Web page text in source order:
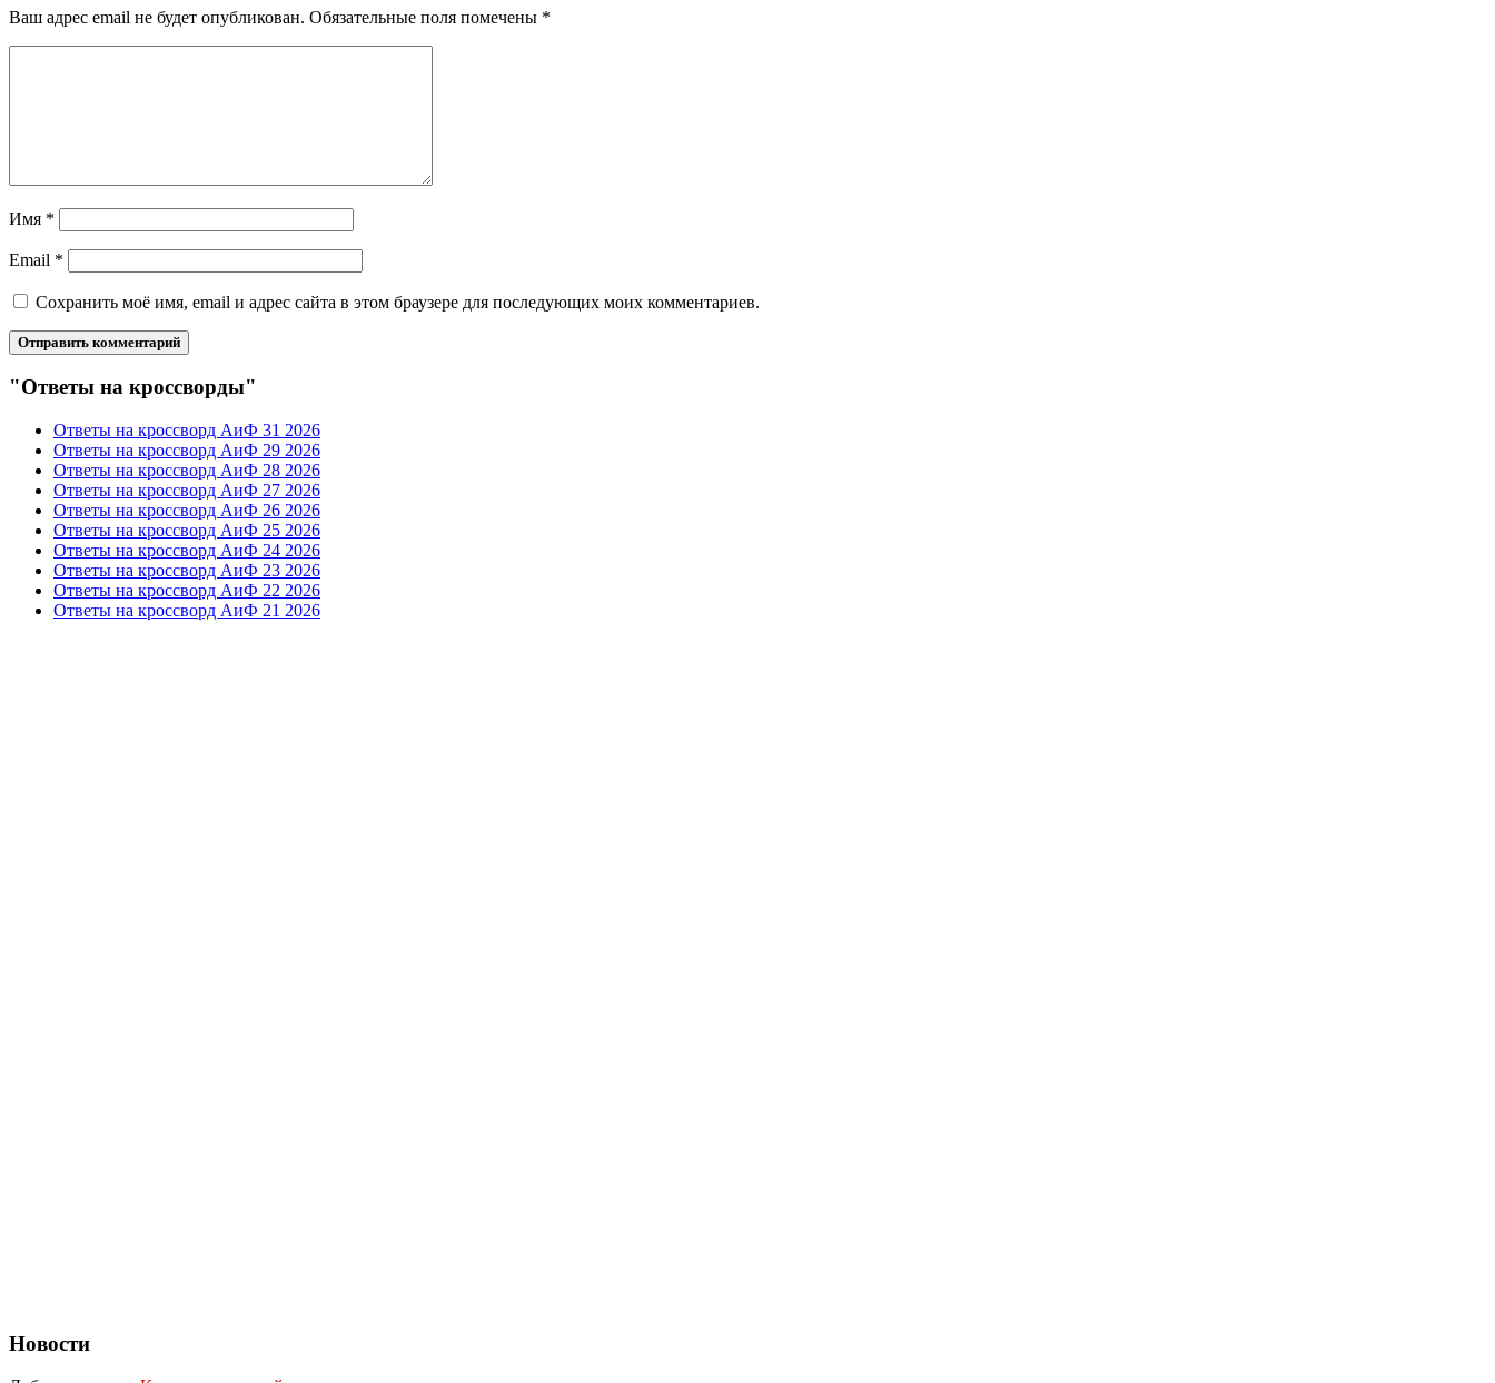
Ваш адрес email не будет опубликован. Обязательные поля помечены *
Имя *
Email *
Сохранить моё имя, email и адрес сайта в этом браузере для последующих моих комментариев.
"Ответы на кроссворды"
Ответы на кроссворд АиФ 31 2026
Ответы на кроссворд АиФ 29 2026
Ответы на кроссворд АиФ 28 2026
Ответы на кроссворд АиФ 27 2026
Ответы на кроссворд АиФ 26 2026
Ответы на кроссворд АиФ 25 2026
Ответы на кроссворд АиФ 24 2026
Ответы на кроссворд АиФ 23 2026
Ответы на кроссворд АиФ 22 2026
Ответы на кроссворд АиФ 21 2026
Новости